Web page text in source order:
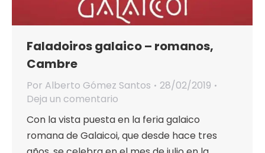
Faladoiros galaico – romanos,
Cambre
Por Alberto Gómez Santos
28/02/2019
Deja un comentario
Con la vista puesta en la feria galaico
romana de Galaicoi, que desde hace tres